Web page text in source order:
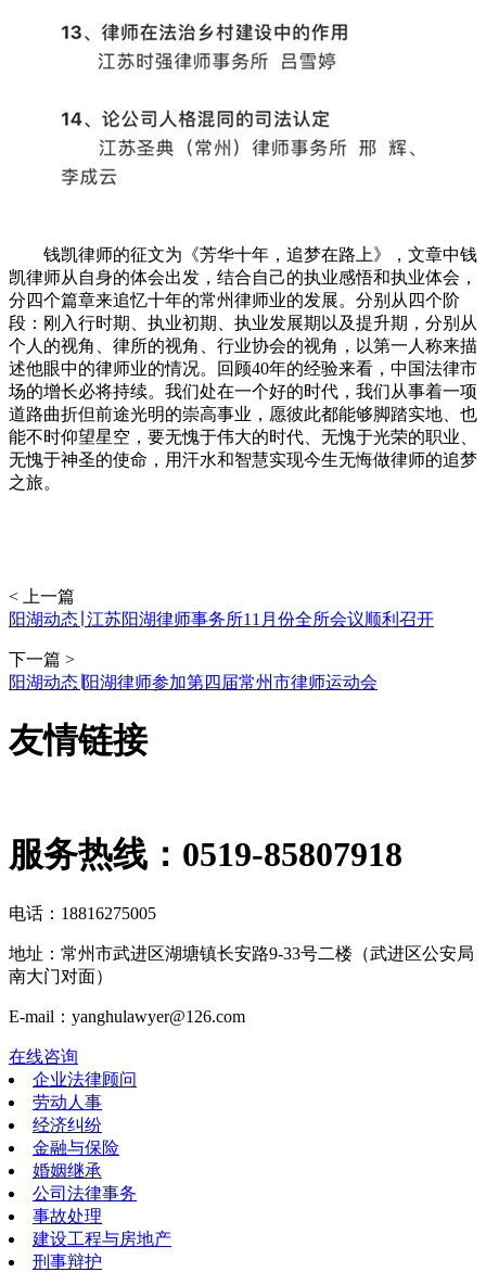
钱凯律师的征文为《芳华十年，追梦在路上》，文章中钱
凯律师从自身的体会出发，结合自己的执业感悟和执业体会，
分四个篇章来追忆十年的常州律师业的发展。分别从四个阶
段：刚入行时期、执业初期、执业发展期以及提升期，分别从
个人的视角、律所的视角、行业协会的视角，以第一人称来描
述他眼中的律师业的情况。回顾40年的经验来看，中国法律市
场的增长必将持续。我们处在一个好的时代，我们从事着一项
道路曲折但前途光明的崇高事业，愿彼此都能够脚踏实地、也
能不时仰望星空，要无愧于伟大的时代、无愧于光荣的职业、
无愧于神圣的使命，用汗水和智慧实现今生无悔做律师的追梦
之旅。
< 上一篇
阳湖动态∣ 江苏阳湖律师事务所11月份全所会议顺利召开
下一篇 >
阳湖动态∣阳湖律师参加第四届常州市律师运动会
友情链接
服务热线： 0519-85807918
电话：18816275005
地址：常州市武进区湖塘镇长安路9-33号二楼（武进区公安局
南大门对面）
E-mail：yanghulawyer@126.com
在线咨询
企业法律顾问
劳动人事
经济纠纷
金融与保险
婚姻继承
公司法律事务
事故处理
建设工程与房地产
刑事辩护